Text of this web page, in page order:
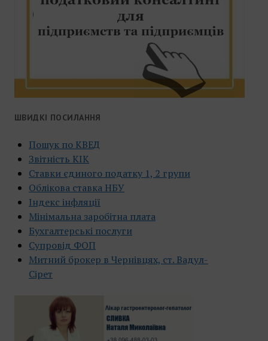
ШВИДКІ ПОСИЛАННЯ
Пошук по КВЕД
Звітність КІК
Ставки єдиного податку 1, 2 групи
Облікова ставка НБУ
Індекс інфляції
Мінімальна заробітна плата
Бухгалтерські послуги
Супровід ФОП
Митний брокер в Чернівцях, ст. Вадул-
Сірет